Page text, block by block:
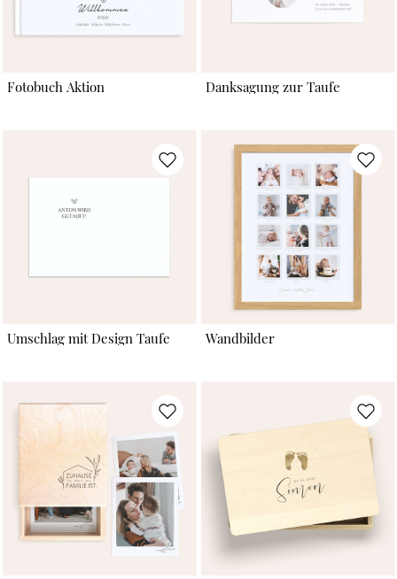
Fotobuch Aktion Danksagung zur Taufe
Umschlag mit Design Taufe Wandbilder